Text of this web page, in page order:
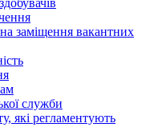
заміщення вакантних
служби
які регламентують